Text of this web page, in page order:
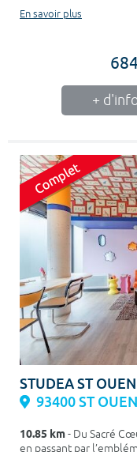
En savoir plus
+
STUDEA ST
93400 ST OUEN
10.85 km- Du Sacré
en passant par